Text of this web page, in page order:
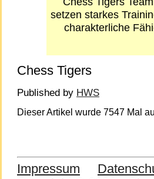
setzen starkes
charakterliche
Chess Tigers
Published by HWS
Dieser Artikel wurde 7547 Mal
Impressum